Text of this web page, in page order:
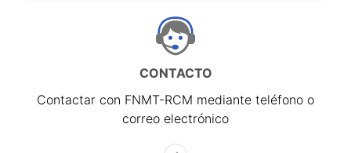
CONTACTO
Contactar con FNMT-RCM mediante teléfono o
correo electrónico